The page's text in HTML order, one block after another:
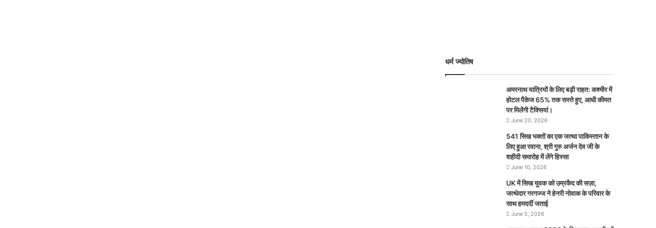
धर्म ज्योतिष
अमरनाथ यात्रियों के लिए बड़ी राहत: कश्मीर में
होटल पैकेज 65% तक सस्ते हुए, आधी कीमत
पर मिलेंगी टैक्सियां।
June 20, 2026
541 सिख भक्तों का एक जत्था पाकिस्तान के
लिए हुआ रवाना, श्री गुरु अर्जन देव जी के
शहीदी समारोह में लेंगे हिस्सा
June 10, 2026
UK में सिख युवक को उम्रकैद की सज़ा,
जत्थेदार गरगज्ज ने हेनरी नोवाक के परिवार के
साथ हमदर्दी जताई
June 5, 2026